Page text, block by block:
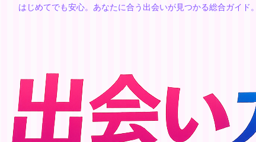
はじめてでも安心。あなたに合う出会いが見つかる総合ガイド。